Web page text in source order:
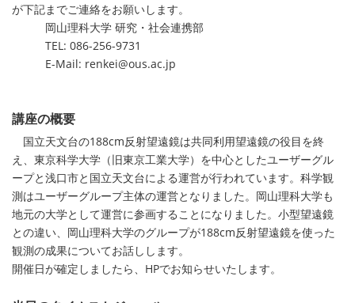
が下記までご連絡をお願いします。
岡山理科大学 研究・社会連携部
TEL: 086-256-9731
E-Mail: renkei@ous.ac.jp
講座の概要
国立天文台の188cm反射望遠鏡は共同利用望遠鏡の役目を終
え、東京科学大学（旧東京工業大学）を中心としたユーザーグル
ープと浅口市と国立天文台による運営が行われています。科学観
測はユーザーグループ主体の運営となりました。岡山理科大学も
地元の大学として運営に参画することになりました。小型望遠鏡
との違い、岡山理科大学のグループが188cm反射望遠鏡を使った
観測の成果についてお話しします。
開催日が確定しましたら、HPでお知らせいたします。